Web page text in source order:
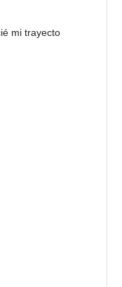
mi trayecto